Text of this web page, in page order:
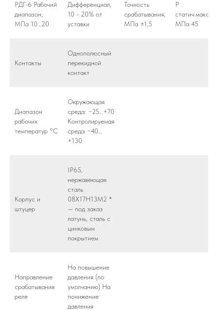
РДГ-6 Рабочий
диапазон,
МПа 10…20
Дифференциал,
10 - 20% от
уставки
Точность
срабатывания,
МПа ±1,5
Р
статич.макс,
МПа 45
Контакты
Однополюсный
перекидной
контакт
Диапазон
рабочих
температур °C
Окружающая
среда: −25…+70
Контролируемая
среда −40…
+130
Корпус и
штуцер
IP65,
нержавеющая
сталь
08Х17Н13М2 *
— под заказ
латунь, сталь с
цинковым
покрытием
Направление
срабатывания
реле
На повышение
давления (по
умолчанию) На
понижение
давления